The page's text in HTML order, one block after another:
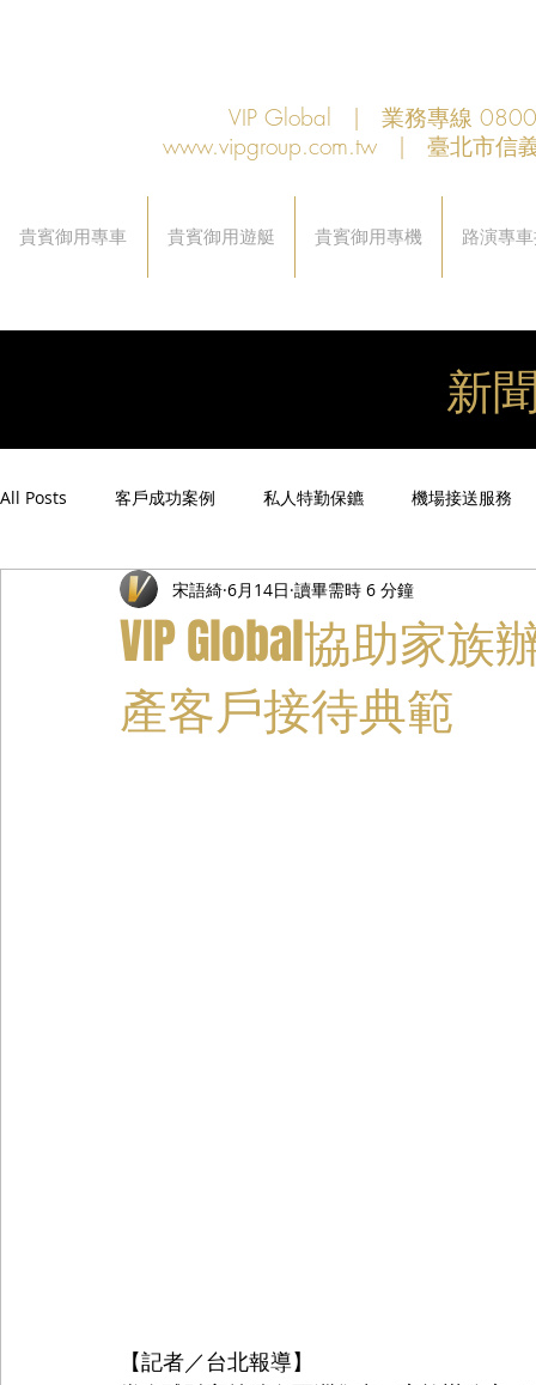
VIP Global | 業務專線
www.vipgroup.com.tw | 臺北市信
貴賓御用專車 貴賓御用遊艇 貴賓御用專機 路演專
新
All Posts 客戶成功案例 私人特勤保鑣 機場接送服務
禮遇通關服務 主管專業司機 活動禮賓接待
VIP Global協助家
產客戶接待典範
宋語綺 6月14日 讀畢需時 6 分鐘
【記者／台北報導】